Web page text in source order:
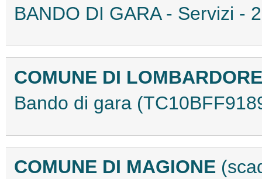
BANDO DI GARA - Servizi -
COMUNE DI
Bando di gara
COMUNE DI MAGIONE